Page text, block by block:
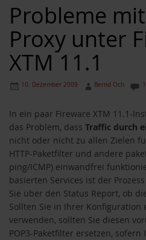
Probleme
Proxy unter
XTM 11.1
10. Dezember 2009 Bernd Och
In ein paar Fireware XTM 11.1-
das Problem, dass Traffic durch
nicht oder nicht zu allen Zielen
HTTP-Paketfilter und andere
ping/ICMP) einwandfrei
basierten Services ist der Prozess
Sie über den Status Report, ob
Sollten Sie in Ihrer Konfiguration
verwenden, sollten Sie diesen
POP3-Paketfilter ersetzen,